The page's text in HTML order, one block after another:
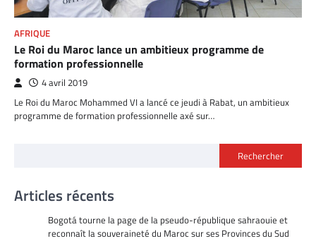
AFRIQUE
Le Roi du Maroc lance un ambitieux programme de
formation professionnelle
4 avril 2019
Le Roi du Maroc Mohammed VI a lancé ce jeudi à Rabat, un ambitieux
programme de formation professionnelle axé sur…
Rechercher
Articles récents
Bogotá tourne la page de la pseudo-république sahraouie et
reconnaît la souveraineté du Maroc sur ses Provinces du Sud